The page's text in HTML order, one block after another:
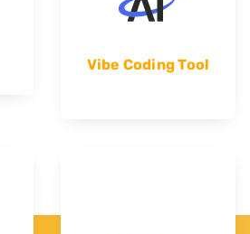
Vibe Coding Tool